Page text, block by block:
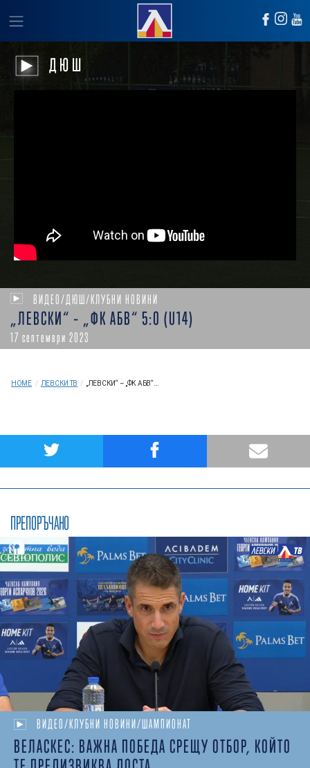
ДЮШ
ВИДЕО/ДЮШ/КЛУБНИ НОВИНИ
„ЛЕВСКИ“ – „ФК АБВ“ 5:0 (U14)
17 септември 2023
HOME / ЛЕВСКИ ТВ / „ЛЕВСКИ“ – „ФК АБВ“...
ПРЕПОРЪЧАНО
ВИДЕО/КЛУБНИ НОВИНИ/ШАМПИОНАТ
ВЕЛАСКЕС: ВАЖНА ПОБЕДА СРЕЩУ ОТБОР, КОЙТО